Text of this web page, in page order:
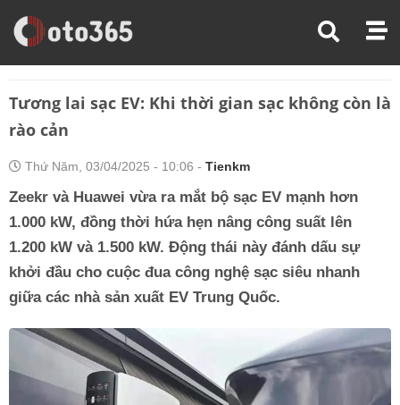
Trang Chủ
Xe Điện
Tương lai sạc EV: Khi thời gian sạc không còn là
rào cản
Thứ Năm, 03/04/2025 - 10:06 - Tienkm
Zeekr và Huawei vừa ra mắt bộ sạc EV mạnh hơn
1.000 kW, đồng thời hứa hẹn nâng công suất lên
1.200 kW và 1.500 kW. Động thái này đánh dấu sự
khởi đầu cho cuộc đua công nghệ sạc siêu nhanh
giữa các nhà sản xuất EV Trung Quốc.